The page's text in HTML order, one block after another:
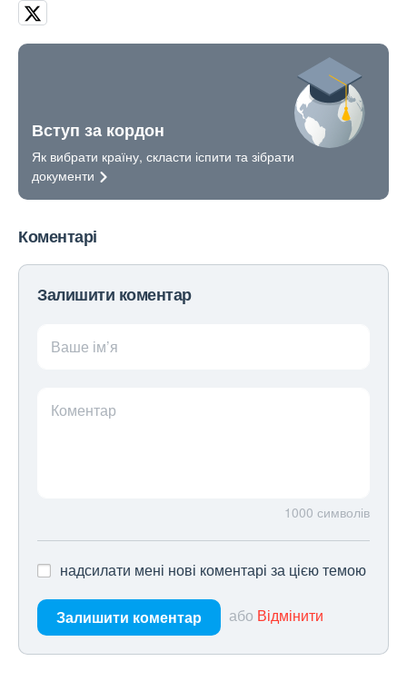
Вступ за кордон
Як вибрати країну, скласти іспити та зібрати
документи
Коментарі
Залишити коментар
Ваше ім’я
Коментар
1000 символів
надсилати мені нові коментарі за цією темою
Залишити коментар або Відмінити